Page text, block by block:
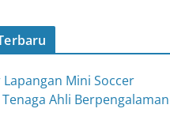
Mini Soccer
Ahli Berpengalaman